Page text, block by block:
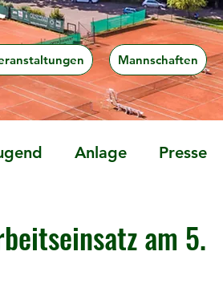
Mannschaften
Anlage Presse
am 5.